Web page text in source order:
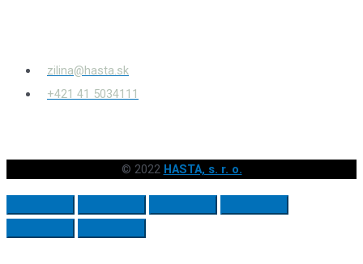
zilina@hasta.sk
+421 41 5034111
© 2022 HASTA, s. r. o.